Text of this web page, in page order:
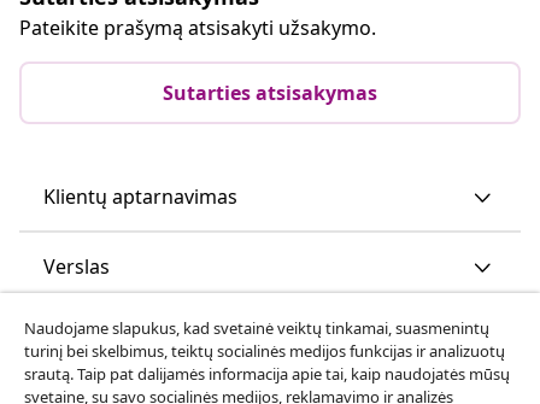
Pateikite prašymą atsisakyti užsakymo.
Sutarties atsisakymas
Klientų aptarnavimas
Verslas
vidaXL
Naudojame slapukus, kad svetainė veiktų tinkamai, suasmenintų
turinį bei skelbimus, teiktų socialinės medijos funkcijas ir analizuotų
srautą. Taip pat dalijamės informacija apie tai, kaip naudojatės mūsų
svetaine, su savo socialinės medijos, reklamavimo ir analizės